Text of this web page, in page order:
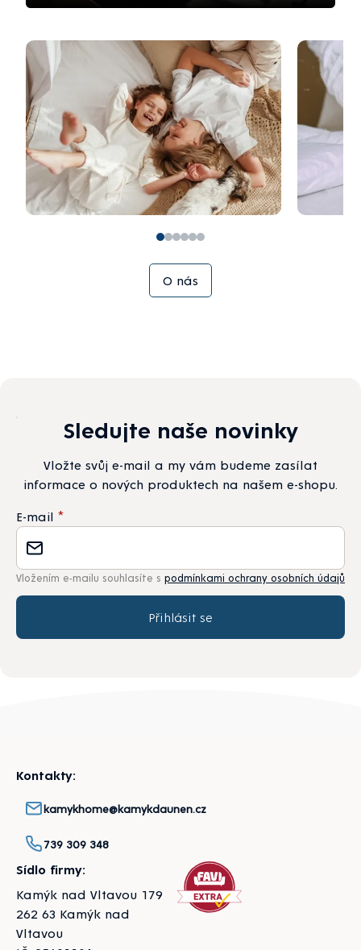
O nás
Sledujte naše novinky
Vložte svůj e-mail a my vám budeme zasílat
informace o nových produktech na našem e-shopu.
E-mail
Vložením e-mailu souhlasíte s podmínkami ochrany osobních údajů
Přihlásit se
Kontakty:
kamykhome@kamykdaunen.cz
739 309 348
Sídlo firmy:
Kamýk nad Vltavou 179
262 63 Kamýk nad
Vltavou